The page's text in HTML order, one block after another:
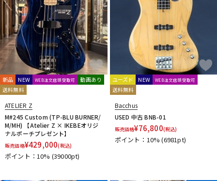
Rickenbacker
Ritter RS GUITARWORKS
S-T
Sadowsky Guitars Sago SAITO Guitars
SCHECTER
Sire
SPECTOR SPIRIT by Steinberger
Squier by Fender
STEINBERGER
Stem Sterling by MUSICMAN
STR GUITARS
Strandberg
Suhr Guitars
TEISCO
Three Dots Guitars
TINYBOY TOKAI TUNE
U-Y
Wal
Xotic YAMAHA
他
Minamo Guitars STELLA GEAR
Flight
NATASHA
L's TRUST
新品 NEW WEB注文店頭受取可
動画あり
送料無料
ATELIER Z
M#245 Custom (TP-BLU BURNER/
M/MH) 【Atelier Z × IKEBEオリジ
ナルポーチプレゼント】
販売価格¥429,000(税込)
ポイント：10% (39000pt)
ユーズド NEW WEB注文店頭受取可
送料無料
Bacchus
USED 中古 BNB-01
販売価格¥76,800(税込)
ポイント：10%(6981pt)